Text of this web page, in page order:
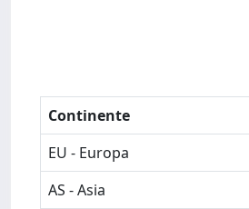
Continente
EU - Europa
AS - Asia